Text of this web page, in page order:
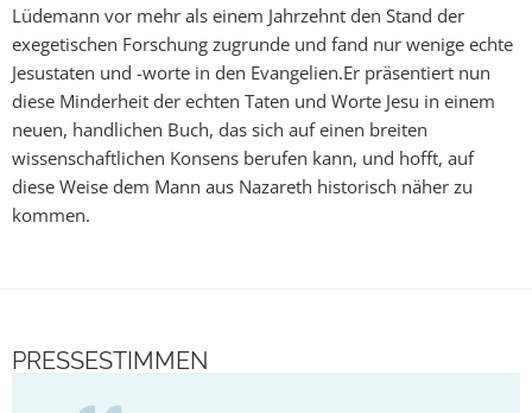
Lüdemann vor mehr als einem Jahrzehnt den Stand der
exegetischen Forschung zugrunde und fand nur wenige echte
Jesustaten und -worte in den Evangelien.Er präsentiert nun
diese Minderheit der echten Taten und Worte Jesu in einem
neuen, handlichen Buch, das sich auf einen breiten
wissenschaftlichen Konsens berufen kann, und hofft, auf
diese Weise dem Mann aus Nazareth historisch näher zu
kommen.
PRESSESTIMMEN